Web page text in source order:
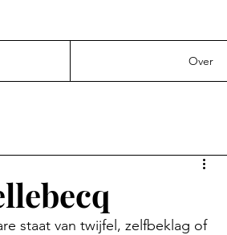
Over
staat van twijfel, zelfbeklag of